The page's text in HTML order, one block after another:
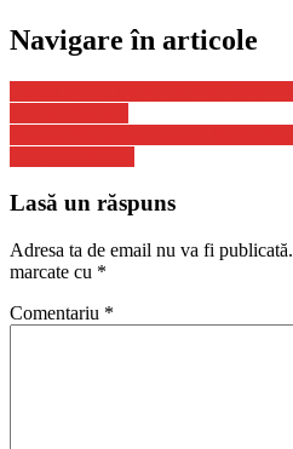
Navigare în articole
Lasă un răspuns
Adresa ta de email nu va fi publicată.
marcate cu *
Comentariu *